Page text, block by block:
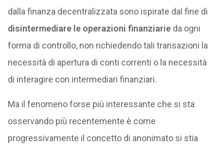
dalla finanza decentralizzata sono ispirate dal fine di
disintermediare le operazioni finanziarieda ogni
forma di controllo, non richiedendo tali transazioni la
necessità di apertura di conti correnti o la necessità
di interagire con intermediari finanziari.
Ma il fenomeno forse più interessante che si sta
osservando più recentemente è come
progressivamente il concetto di anonimato si stia